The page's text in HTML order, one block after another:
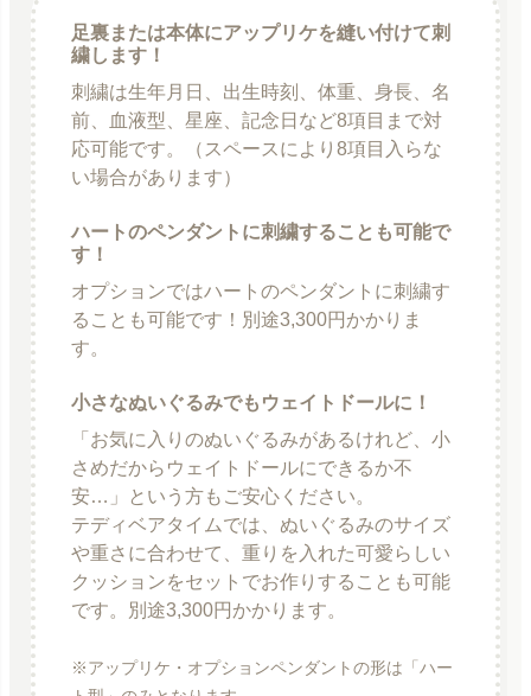
足裏または本体にアップリケを縫い付けて刺
繍します！
刺繍は生年月日、出生時刻、体重、身長、名
前、血液型、星座、記念日など8項目まで対
応可能です。（スペースにより8項目入らな
い場合があります）
ハートのペンダントに刺繍することも可能で
す！
オプションではハートのペンダントに刺繍す
ることも可能です！別途3,300円かかりま
す。
小さなぬいぐるみでもウェイトドールに！
「お気に入りのぬいぐるみがあるけれど、小
さめだからウェイトドールにできるか不
安…」という方もご安心ください。
テディベアタイムでは、ぬいぐるみのサイズ
や重さに合わせて、重りを入れた可愛らしい
クッションをセットでお作りすることも可能
です。別途3,300円かかります。
※アップリケ・オプションペンダントの形は「ハー